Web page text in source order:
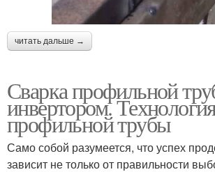
читать дальше →
Сварка профильной
инвертором.
профильной трубы
Само собой разумеется, что успех
зависит не только от правильности